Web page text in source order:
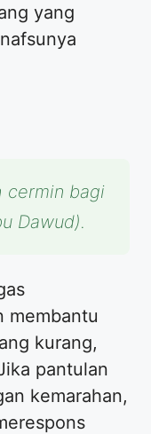
yang
cermin bagi
Dawud).
membantu
kurang,
pantulan
kemarahan,